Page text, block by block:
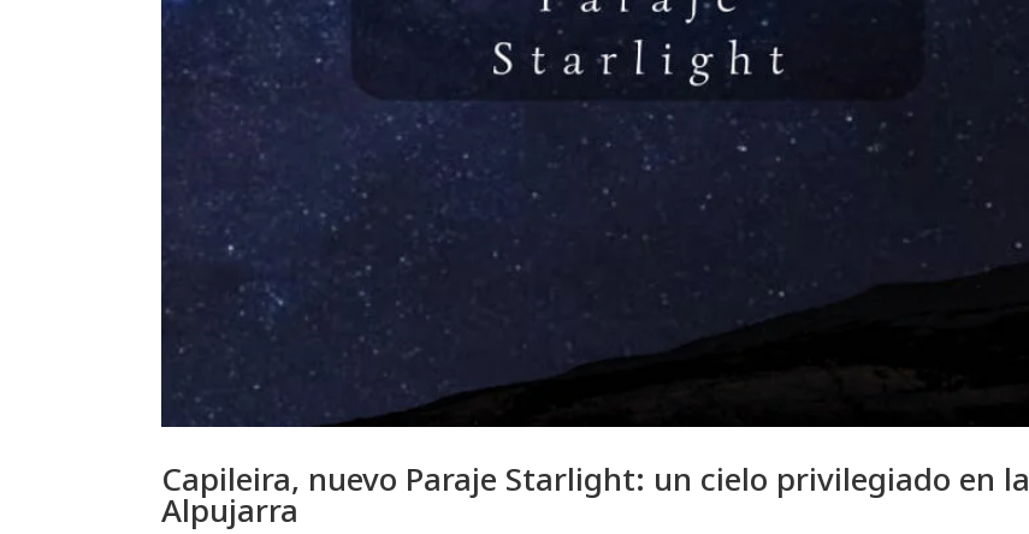
Capileira, nuevo Paraje Starlight: un cielo privilegiado en la
Alpujarra